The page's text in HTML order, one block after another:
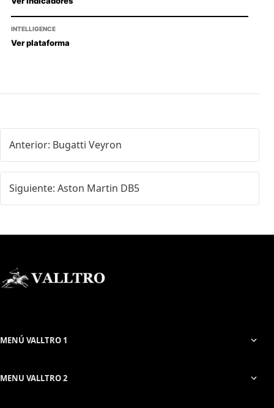
INTELLIGENCE
Ver plataforma
Anterior: Bugatti Veyron
Siguiente: Aston Martin DB5
MENÚ VALLTRO 1
MENU VALLTRO 2